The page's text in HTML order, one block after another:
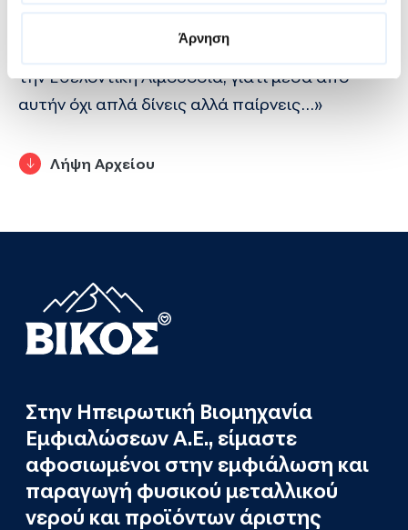
Άρνηση
επικοινωνήσουμε σε όλους. Γι’ αυτό επιλέξαμε
την Εθελοντική Αιμοδοσία, γιατί μέσα από
αυτήν όχι απλά δίνεις αλλά παίρνεις…»
Λήψη Αρχείου
Στην Ηπειρωτική Βιομηχανία
Εμφιαλώσεων Α.Ε., είμαστε
αφοσιωμένοι στην εμφιάλωση και
παραγωγή φυσικού μεταλλικού
νερού και προϊόντων άριστης